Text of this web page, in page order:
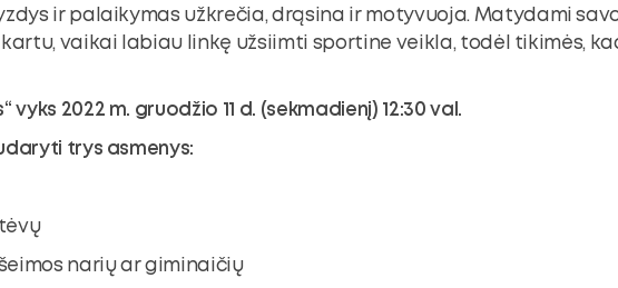
ir palaikymas užkrečia, drąsina ir motyvuoja. Matydami
vaikai labiau linkę užsiimti sportine veikla, todėl tikimės,
vyks 2022 m. gruodžio 11 d. (sekmadienį) 12:30 val.
trys asmenys:
narių ar giminaičių